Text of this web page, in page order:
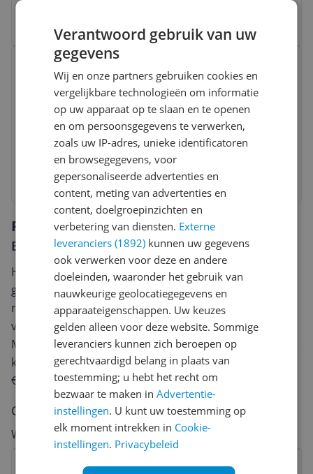
Zwart + Nikkor Z 24-105 mm f/4-7.1
Zwart
120 fps|MP full‑frame „partially stacked”
CMOS‑sensor
120 fps
v.a. € 2.439,00
Bekijk product
Bekijk product
Reviews
Er zijn nog geen reviews geschreven
Heb jij dit product in bezit en wil je graag je mening
geven? Start dan hieronder met het schrijven van je
review. Afhankelijk van de details duurt het schrijven
van een review gemiddeld tussen de 3 en 10 minuten.
Met jouw mening help je andere bezoekers een betere
keuze te maken én maak je iedere maand kans op
€250,-!
Klik hier voor de actievoorwaarden.
Cijfer
Welk cijfer geef jij dit product?
Verantwoord gebruik van uw
gegevens
Wij en onze partners gebruiken cookies en
vergelijkbare technologieën om informatie
op uw apparaat op te slaan en te openen
en om persoonsgegevens te verwerken,
zoals uw IP-adres, unieke identificatoren
en browsegegevens, voor
gepersonaliseerde advertenties en
content, meting van advertenties en
content, doelgroepinzichten en
verbetering van diensten. Externe
leveranciers (1892) kunnen uw gegevens
ook verwerken voor deze en andere
doeleinden, waaronder het gebruik van
nauwkeurige geolocatiegegevens en
apparaateigenschappen. Uw keuzes
gelden alleen voor deze website. Sommige
leveranciers kunnen zich beroepen op
gerechtvaardigd belang in plaats van
toestemming; u hebt het recht om
bezwaar te maken inAdvertentie-
instellingen. U kunt uw toestemming op
elk moment intrekken in Cookie-
instellingen. Privacybeleid